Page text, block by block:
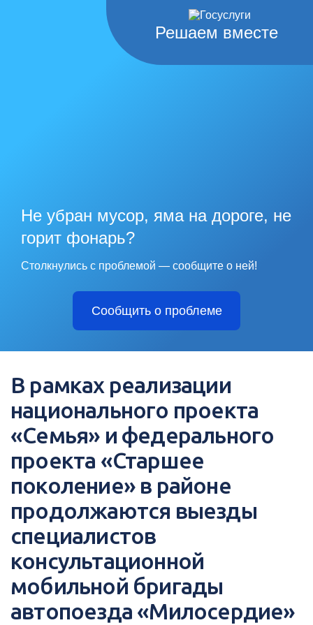
Решаем вместе
Не убран мусор, яма на дороге, не
горит фонарь?
Столкнулись с проблемой — сообщите о ней!
Сообщить о проблеме
В рамках реализации
национального проекта
«Семья» и федерального
проекта «Старшее
поколение» в районе
продолжаются выезды
специалистов
консультационной
мобильной бригады
автопоезда «Милосердие»